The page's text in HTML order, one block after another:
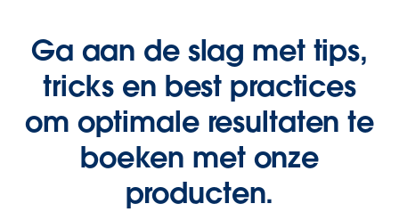
Ga aan de slag met tips,
tricks en best practices
om optimale resultaten te
boeken met onze
producten.